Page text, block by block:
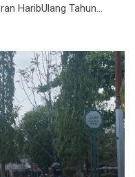
HaribUlang Tahun…